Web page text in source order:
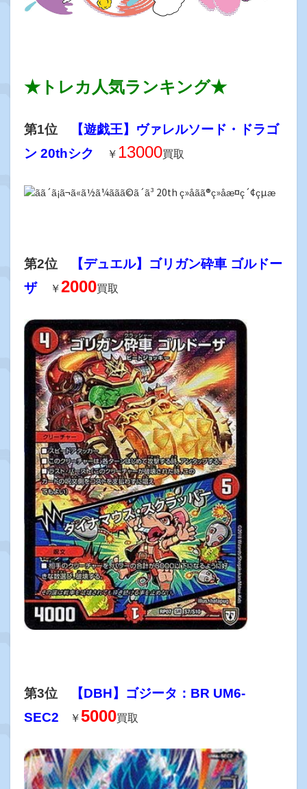
★トレカ人気ランキング★
第1位
【遊戯王】ヴァレルソード・ドラゴ
ン 20thシク
￥ 13000買取
第2位
【デュエル】ゴリガン砕車 ゴルドー
ザ
￥2000買取
第3位
【DBH】ゴジータ：BR UM6-
SEC2 ￥5000買取